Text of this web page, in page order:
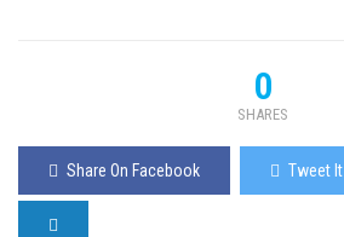
0
SHARES
Share On Facebook Tweet It